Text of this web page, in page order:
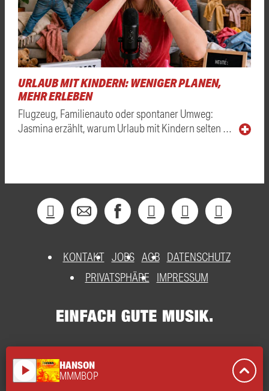
URLAUB MIT KINDERN: WENIGER PLANEN,
MEHR ERLEBEN
Flugzeug, Familienauto oder spontaner Umweg:
Jasmina erzählt, warum Urlaub mit Kindern selten …
KONTAKT JOBS AGB DATENSCHUTZ
PRIVATSPHÄRE
IMPRESSUM
play_arrow HANSON
MMMBOP